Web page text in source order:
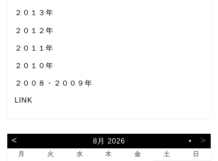
２０１３年
２０１２年
２０１１年
２０１０年
２００８・２００９年
LINK
< 8月 2026 ▼ >
月 火 水 木 金 土 日